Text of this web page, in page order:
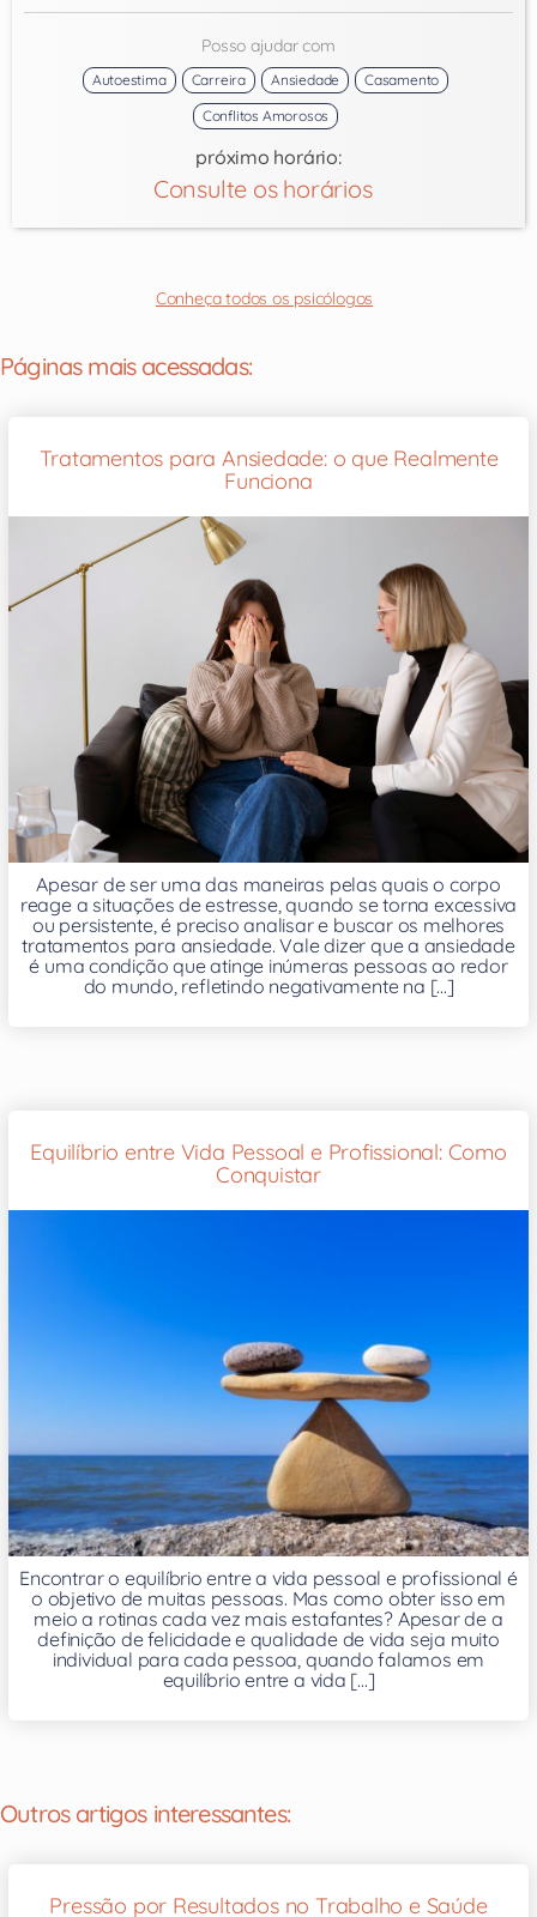
Posso ajudar com
Autoestima Carreira Ansiedade
Casamento
Conflitos Amorosos
próximo horário:
Consulte os horários
Conheça todos os psicólogos
Páginas mais acessadas:
Tratamentos para Ansiedade: o que Realmente
Funciona
Apesar de ser uma das maneiras pelas quais o corpo
reage a situações de estresse, quando se torna excessiva
ou persistente, é preciso analisar e buscar os melhores
tratamentos para ansiedade. Vale dizer que a ansiedade
é uma condição que atinge inúmeras pessoas ao redor
do mundo, refletindo negativamente na [...]
Equilíbrio entre Vida Pessoal e Profissional: Como
Conquistar
Encontrar o equilíbrio entre a vida pessoal e profissional é
o objetivo de muitas pessoas. Mas como obter isso em
meio a rotinas cada vez mais estafantes? Apesar de a
definição de felicidade e qualidade de vida seja muito
individual para cada pessoa, quando falamos em
equilíbrio entre a vida [...]
Outros artigos interessantes:
Pressão por Resultados no Trabalho e Saúde